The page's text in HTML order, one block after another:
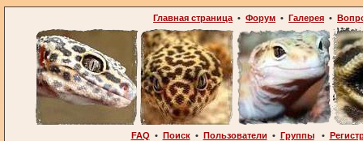
Главная страница • Форум • Галерея •
FAQ • Поиск• Пользователи • Группы•